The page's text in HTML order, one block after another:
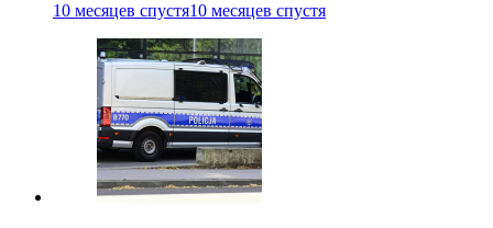
10 месяцев спустя10 месяцев спустя